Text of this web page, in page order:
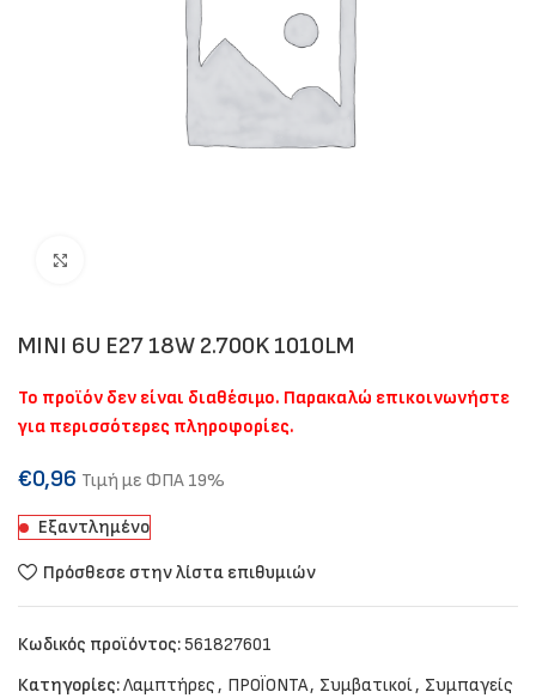
MINI 6U E27 18W 2.700K 1010LM
Το προϊόν δεν είναι διαθέσιμο. Παρακαλώ επικοινωνήστε
για περισσότερες πληροφορίες.
€0,96 Τιμή με ΦΠΑ 19%
Εξαντλημένο
Πρόσθεσε στην λίστα επιθυμιών
Κωδικός προϊόντος:561827601
Κατηγορίες:Λαμπτήρες, ΠΡΟΪΟΝΤΑ, Συμβατικοί, Συμπαγείς